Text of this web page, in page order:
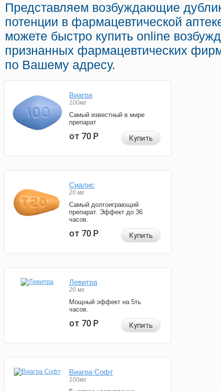
Представляем возбуждающие
потенции в фармацевтической
можете быстро купить online
признанных фармацевтических
по Вашему адресу.
Виагра
100мг
Самый известный в мире
препарат
от 70Р Купить
Сиалис
20 мг
Самый долгоиграющий
препарат. Эффект до 36
часов.
от 70Р Купить
Левитра
20 мг
Мощный эффект на 5ть
часов.
от 70Р Купить
Виагра Софт
100мг